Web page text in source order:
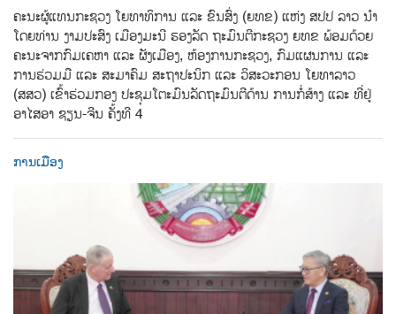
ຄະນະຜູ້ແທນກະຊວງ ໂຍທາທິການ ແລະ ຂົນສົ່ງ (ຍທຂ) ແຫ່ງ ສປປ ລາວ ນໍາ
ໂດຍທ່ານ ງາມປະສົງ ເມືອງມະນີ ຮອງລັດ ຖະມົນຕີກະຊວງ ຍທຂ ພ້ອມດ້ວຍ
ຄະນະຈາກກົມເຄຫາ ແລະ ຜັງເມືອງ, ຫ້ອງການກະຊວງ, ກົມແຜນການ ແລະ
ການຮ່ວມມື ແລະ ສະມາຄົມ ສະຖາປະນິກ ແລະ ວິສະວະກອນ ໂຍທາລາວ
(ສສວ) ເຂົ້າຮ່ວມກອງ ປະຊຸມໂຕະມົນລັດຖະມົນຕີດ້ານ ການກໍ່ສ້າງ ແລະ ທີ່ຢູ່
ອາໄສອາ ຊຽນ-ຈີນ ຄັ້ງທີ 4
ການເມືອງ